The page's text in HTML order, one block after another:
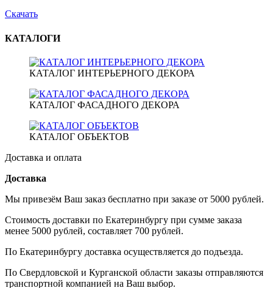
Скачать
КАТАЛОГИ
КАТАЛОГ ИНТЕРЬЕРНОГО ДЕКОРА
КАТАЛОГ ФАСАДНОГО ДЕКОРА
КАТАЛОГ ОБЪЕКТОВ
Доставка и оплата
Доставка
Мы привезём Ваш заказ бесплатно при заказе от 5000 рублей.
Стоимость доставки по Екатеринбургу при сумме заказа
менее 5000 рублей, составляет 700 рублей.
По Екатеринбургу доставка осуществляется до подъезда.
По Свердловской и Курганской области заказы отправляются
транспортной компанией на Ваш выбор.